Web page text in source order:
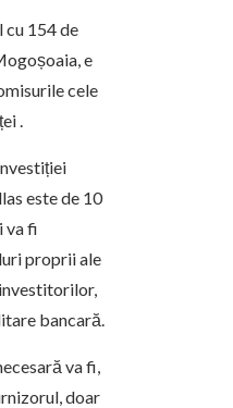
154 de
e
cele
.
este de 10
va fi
proprii ale
bancară.
va fi,
doar